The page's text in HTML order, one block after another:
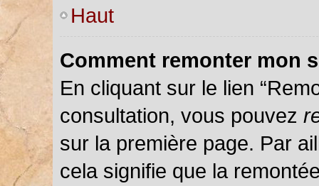
Haut
Comment remonter mon
En cliquant sur le lien
consultation, vous pouvez
sur la première page. Par
cela signifie que la